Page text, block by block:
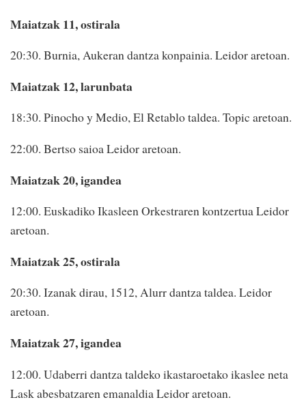
Maiatzak 11, ostirala
20:30. Burnia, Aukeran dantza konpainia. Leidor aretoan.
Maiatzak 12, larunbata
18:30. Pinocho y Medio, El Retablo taldea. Topic aretoan.
22:00. Bertso saioa Leidor aretoan.
Maiatzak 20, igandea
12:00. Euskadiko Ikasleen Orkestraren kontzertua Leidor
aretoan.
Maiatzak 25, ostirala
20:30. Izanak dirau, 1512, Alurr dantza taldea. Leidor
aretoan.
Maiatzak 27, igandea
12:00. Udaberri dantza taldeko ikastaroetako ikaslee neta
Lask abesbatzaren emanaldia Leidor aretoan.